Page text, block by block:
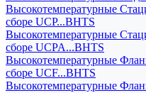
Высокотемпературные
сборе UCP...BHTS
Высокотемпературные
сборе UCPA...BHTS
Высокотемпературные
сборе UCF...BHTS
Высокотемпературные